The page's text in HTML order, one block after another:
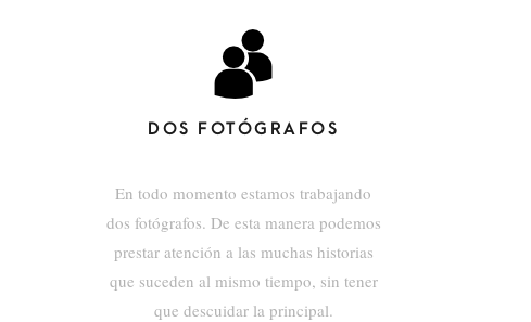
DOS FOTÓGRAFOS
En todo momento estamos trabajando
dos fotógrafos. De esta manera podemos
prestar atención a las muchas historias
que suceden al mismo tiempo, sin tener
que descuidar la principal.